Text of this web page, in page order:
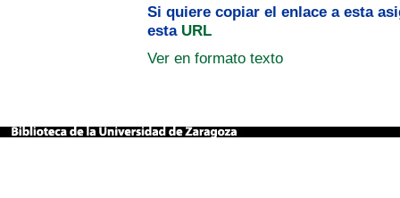
Si quiere copiar el enlace a esta
esta URL
Ver en formato texto